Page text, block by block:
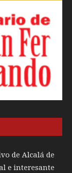
de Alcalá de
e interesante